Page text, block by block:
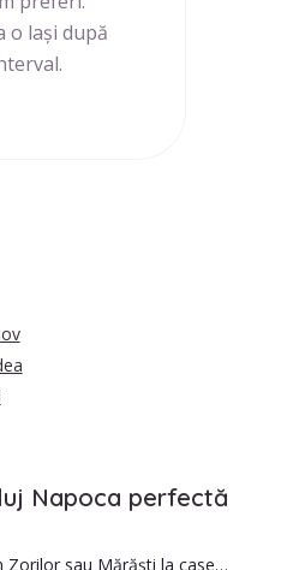
o lași după
Napoca perfectă
sau Mărăști la case